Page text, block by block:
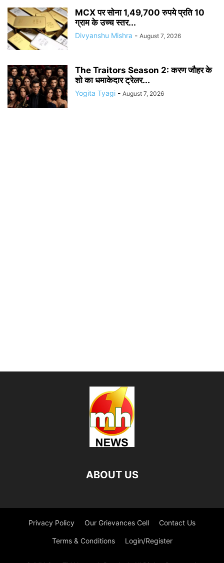
MCX पर सोना 1,49,700 रुपये प्रति 10
ग्राम के उच्च स्तर...
Divyanshu Mishra - August 7, 2026
The Traitors Season 2: करण जौहर के
शो का धमाकेदार ट्रेलर...
Yogita Tyagi - August 7, 2026
ABOUT US
Privacy Policy Our Grievances Cell Contact Us
Terms & Conditions Login/Register